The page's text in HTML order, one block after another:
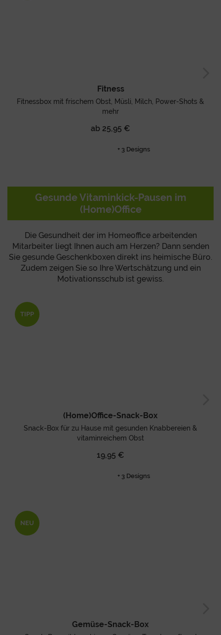
Fitness
Fitnessbox mit frischem Obst, Müsli, Milch, Power-Shots &
mehr
ab 25,95 €
+ 3 Designs
Gesunde Vitaminkick-Pausen im
(Home)Office
Die Gesundheit der im Homeoffice arbeitenden
Mitarbeiter liegt Ihnen auch am Herzen? Dann senden
Sie gesunde Geschenkboxen direkt ins heimische Büro.
Zudem zeigen Sie so Ihre Wertschätzung und ein
Motivationsschub ist gewiss.
TIPP
(Home)Office-Snack-Box
Snack-Box für zu Hause mit gesunden Knabbereien &
vitaminreichem Obst
19,95 €
+ 3 Designs
NEU
Gemüse-Snack-Box